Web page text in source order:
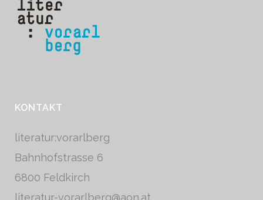
KONTAKT
literatur:vorarlberg
Bahnhofstrasse 6
6800 Feldkirch
literatur-vorarlberg@aon.at